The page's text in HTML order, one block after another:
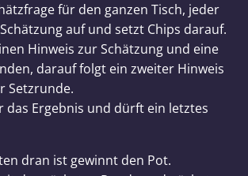
für den ganzen Tisch, jeder
auf und setzt Chips darauf.
Hinweis zur Schätzung und eine
darauf folgt ein zweiter Hinweis
Setzrunde.
das Ergebnis und dürft ein letztes
dran ist gewinnt den Pot.